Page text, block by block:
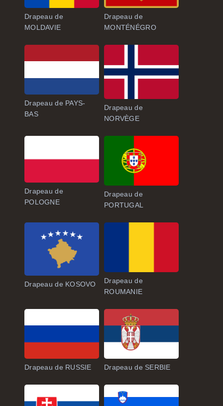
Drapeau de
MOLDAVIE
Drapeau de
MONTÉNÉGRO
Drapeau de PAYS-
BAS
Drapeau de
NORVÈGE
Drapeau de
POLOGNE
Drapeau de
PORTUGAL
Drapeau de KOSOVO
Drapeau de
ROUMANIE
Drapeau de RUSSIE Drapeau de SERBIE